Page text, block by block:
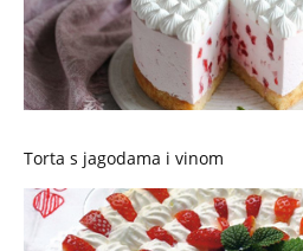
Torta s jagodama i vinom